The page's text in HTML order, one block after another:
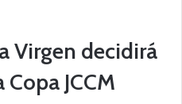
Virgen decidirá
JCCM